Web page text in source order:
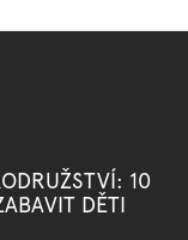
10
DĚTI